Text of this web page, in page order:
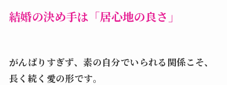
結婚の決め手は「居心地の良さ」
がんばりすぎず、素の自分でいられる関係こそ、
長く続く愛の形です。